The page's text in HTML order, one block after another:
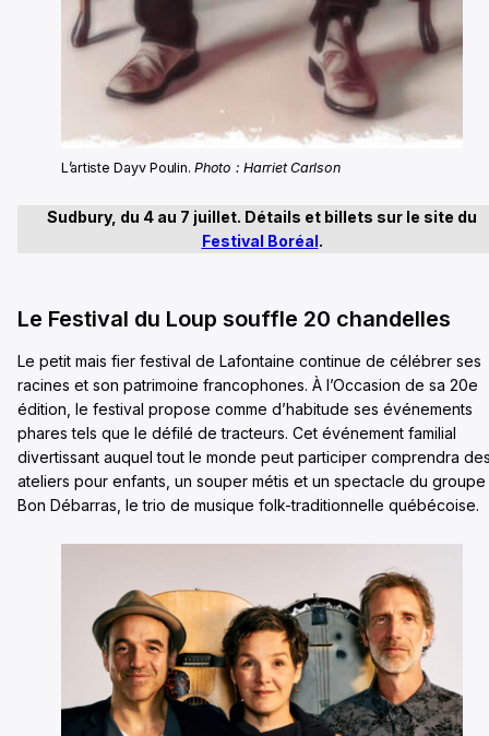
L’artiste Dayv Poulin.Photo : Harriet Carlson
Sudbury, du 4 au 7 juillet. Détails et billets sur le site du
Festival Boréal.
Le Festival du Loup souffle 20 chandelles
Le petit mais fier festival de Lafontaine continue de célébrer ses
racines et son patrimoine francophones. À l’Occasion de sa 20e
édition, le festival propose comme d’habitude ses événements
phares tels que le défilé de tracteurs. Cet événement familial
divertissant auquel tout le monde peut participer comprendra
ateliers pour enfants, un souper métis et un spectacle du groupe
Bon Débarras, le trio de musique folk-traditionnelle québécoise.